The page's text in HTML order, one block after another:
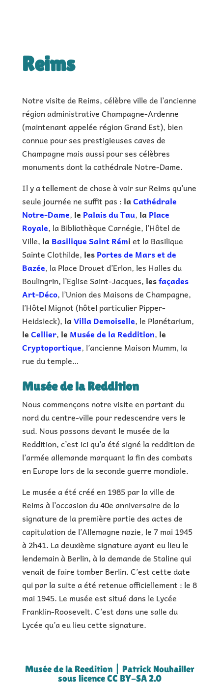
Reims
Notre visite de Reims, célèbre ville de l’ancienne
région administrative Champagne-Ardenne
(maintenant appelée région Grand Est), bien
connue pour ses prestigieuses caves de
Champagne mais aussi pour ses célèbres
monuments dont la cathédrale Notre-Dame.
Il y a tellement de chose à voir sur Reims qu’une
seule journée ne suffit pas : laCathédrale
Notre-Dame, le Palais du Tau, la Place
Royale, la Bibliothèque Carnégie, l’Hôtel de
Ville, la Basilique Saint Rémiet la Basilique
Sainte Clothilde, lesPortes de Mars et de
Bazée, la Place Drouet d’Erlon, les Halles du
Boulingrin, l’Eglise Saint-Jacques, lesfaçades
Art-Déco, l’Union des Maisons de Champagne,
l’Hôtel Mignot (hôtel particulier Pipper-
Heidsieck), laVilla Demoiselle, le Planétarium,
leCellier, le Musée de la Reddition, le
Cryptoportique, l’ancienne Maison Mumm, la
rue du temple…
Musée de la Reddition
Nous commençons notre visite en partant du
nord du centre-ville pour redescendre vers le
sud. Nous passons devant le musée de la
Reddition, c’est ici qu’a été signé la reddition de
l’armée allemande marquant la fin des combats
en Europe lors de la seconde guerre mondiale.
Le musée a été créé en 1985 par la ville de
Reims à l’occasion du 40e anniversaire de la
signature de la première partie des actes de
capitulation de l’Allemagne nazie, le 7 mai 1945
à 2h41. La deuxième signature ayant eu lieu le
lendemain à Berlin, à la demande de Staline qui
venait de faire tomber Berlin. C’est cette date
qui par la suite a été retenue officiellement : le 8
mai 1945. Le musée est situé dans le Lycée
Franklin-Roosevelt. C’est dans une salle du
Lycée qu’a eu lieu cette signature.
Musée de la Reedition | Patrick Nouhailler
sous licence CC BY-SA 2.0